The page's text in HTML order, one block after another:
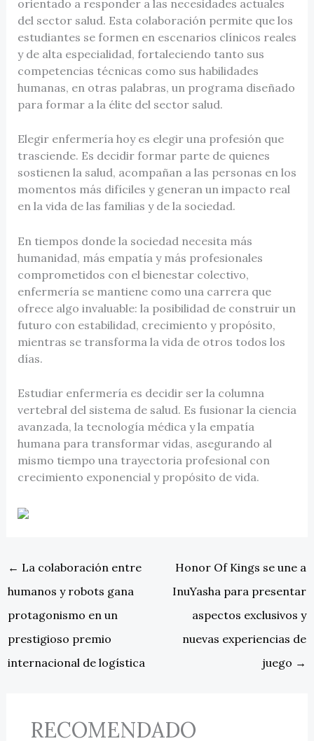
orientado a responder a las necesidades actuales
del sector salud. Esta colaboración permite que los
estudiantes se formen en escenarios clínicos reales
y de alta especialidad, fortaleciendo tanto sus
competencias técnicas como sus habilidades
humanas, en otras palabras, un programa diseñado
para formar a la élite del sector salud.
Elegir enfermería hoy es elegir una profesión que
trasciende. Es decidir formar parte de quienes
sostienen la salud, acompañan a las personas en los
momentos más difíciles y generan un impacto real
en la vida de las familias y de la sociedad.
En tiempos donde la sociedad necesita más
humanidad, más empatía y más profesionales
comprometidos con el bienestar colectivo,
enfermería se mantiene como una carrera que
ofrece algo invaluable: la posibilidad de construir un
futuro con estabilidad, crecimiento y propósito,
mientras se transforma la vida de otros todos los
días.
Estudiar enfermería es decidir ser la columna
vertebral del sistema de salud. Es fusionar la ciencia
avanzada, la tecnología médica y la empatía
humana para transformar vidas, asegurando al
mismo tiempo una trayectoria profesional con
crecimiento exponencial y propósito de vida.
← La colaboración entre
humanos y robots gana
protagonismo en un
prestigioso premio
internacional de logística
Honor Of Kings se une a
InuYasha para presentar
aspectos exclusivos y
nuevas experiencias de
juego →
RECOMENDADO